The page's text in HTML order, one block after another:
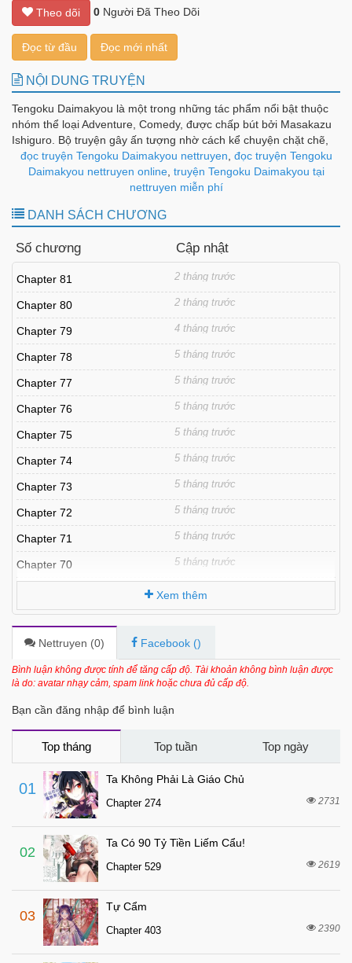
Theo dõi 0 Người Đã Theo Dõi
Đọc từ đầu Đọc mới nhất
NỘI DUNG TRUYỆN
Tengoku Daimakyou là một trong những tác phẩm nổi bật thuộc
nhóm thể loại Adventure, Comedy, được chấp bút bởi Masakazu
Ishiguro. Bộ truyện gây ấn tượng nhờ cách kể chuyện chặt chẽ,
diễn biến hợp lý và dàn nhân vật được xây dựng có chiều sâu,
tạo nên sức hút bền bỉ theo từng chương.
đọc truyện Tengoku Daimakyou nettruyen đọc truyện Tengoku
Daimakyou nettruyen online, truyện Tengoku Daimakyou tại
nettruyen miễn phí
DANH SÁCH CHƯƠNG
Số chương Cập nhật
Chapter 81 2 tháng trước
Chapter 80 2 tháng trước
Chapter 79 4 tháng trước
Chapter 78 5 tháng trước
Chapter 77 5 tháng trước
Chapter 76 5 tháng trước
Chapter 75 5 tháng trước
Chapter 74 5 tháng trước
Chapter 73 5 tháng trước
Chapter 72 5 tháng trước
Chapter 71 5 tháng trước
Chapter 70 5 tháng trước
Chapter 68 5 tháng trước
Chapter 67 5 tháng trước
Chapter 66 5 tháng trước
5 tháng trước
Chapter Chuong 63 5 tháng trước
Chapter Chuong 62
Chapter Chuong 61
Chapter Chuong 60
Chapter Chuong 59 5 tháng trước
Chapter Chuong 58.6
Chapter Chuong 58.5
Chapter 58
Chapter Chuong 57 5 tháng trước
Xem thêm
Nettruyen (0) Facebook ()
Bình luận không được tính để tăng cấp độ. Tài khoản không bình luận được
là do: avatar nhạy cảm, spam link hoặc chưa đủ cấp độ.
Bạn cần đăng nhập để bình luận
Top tháng Top tuần Top ngày
01
Ta Không Phải Là Giáo Chủ
Chapter 274 2731
02
Ta Có 90 Tỷ Tiền Liếm Cẩu!
Chapter 529 2619
03
Tự Cẩm
Chapter 403 2390